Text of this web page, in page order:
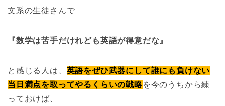
文系の生徒さんで
『数学は苦手だけれども英語が得意だな』
と感じる人は、 英語をぜひ武器にして誰にも負けない
当日満点を取ってやるくらいの戦略を今のうちから練
っておけば、